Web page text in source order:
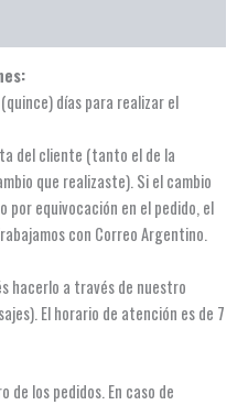
días para realizar el
del cliente (tanto el de la
que realizaste). Si el cambio
por equivocación en el pedido, el
con Correo Argentino.
hacerlo a través de nuestro
El horario de atención es de 7
de los pedidos. En caso de